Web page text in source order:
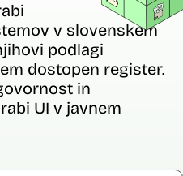
v slovenskem
podlagi
dostopen register.
in
UI v javnem